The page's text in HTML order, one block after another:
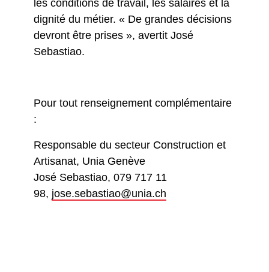
les conditions de travail, les salaires et la
dignité du métier. « De grandes décisions
devront être prises », avertit José
Sebastiao.
Pour tout renseignement complémentaire
:
Responsable du secteur Construction et
Artisanat, Unia Genève
José Sebastiao, 079 717 11
98, jose.sebastiao@unia.ch